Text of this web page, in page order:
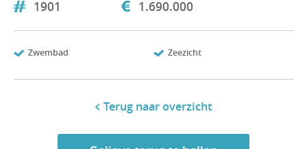
1901 1.690.000
Zwembad Zeezicht
Terug naar overzicht